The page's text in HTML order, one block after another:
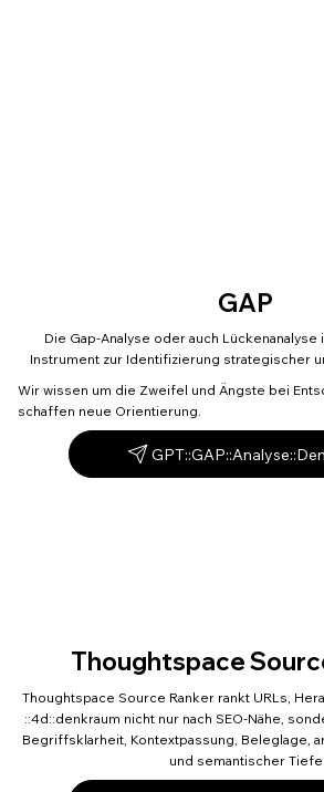
GAP
Die Gap-Analyse oder auch Lückenanalyse
Instrument zur Identifizierung strategischer
Wir wissen um die Zweifel und Ängste bei
schaffen neue Orientierung.
Thoughtspace
Thoughtspace Source Ranker rankt URLs,
::4d::denkraum nicht nur nach SEO-Nähe,
Begriffsklarheit, Kontextpassung, Beleglage,
und semantischer Tiefe.